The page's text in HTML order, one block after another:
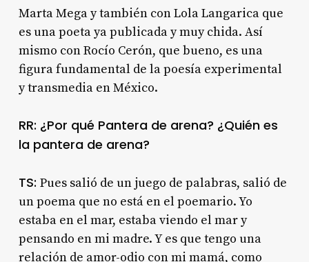
Marta Mega y también con Lola Langarica que
es una poeta ya publicada y muy chida. Así
mismo con Rocío Cerón, que bueno, es una
figura fundamental de la poesía experimental
y transmedia en México.
RR: ¿Por qué Pantera de arena? ¿Quién es
la pantera de arena?
TS: Pues salió de un juego de palabras, salió de
un poema que no está en el poemario. Yo
estaba en el mar, estaba viendo el mar y
pensando en mi madre. Y es que tengo una
relación de amor-odio con mi mamá, como